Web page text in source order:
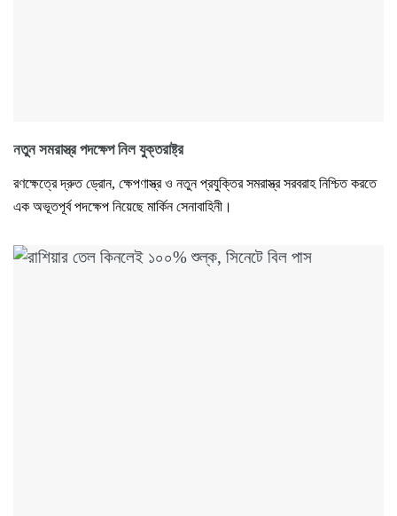
নতুন সমরাস্ত্র পদক্ষেপ নিল যুক্তরাষ্ট্র
রণক্ষেত্রে দ্রুত ড্রোন, ক্ষেপণাস্ত্র ও নতুন প্রযুক্তির সমরাস্ত্র সরবরাহ নিশ্চিত করতে
এক অভূতপূর্ব পদক্ষেপ নিয়েছে মার্কিন সেনাবাহিনী।